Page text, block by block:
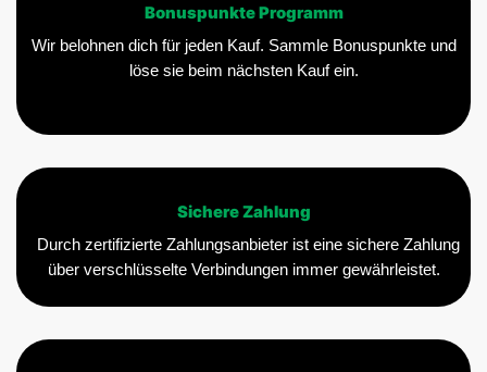
Bonuspunkte Programm
Wir belohnen dich für jeden Kauf. Sammle Bonuspunkte und
löse sie beim nächsten Kauf ein.
Sichere Zahlung
Durch zertifizierte Zahlungsanbieter ist eine sichere Zahlung
über verschlüsselte Verbindungen immer gewährleistet.